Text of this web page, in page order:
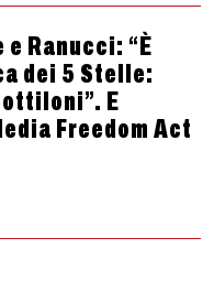
Ranucci: “È
dei 5 Stelle:
E
Freedom Act